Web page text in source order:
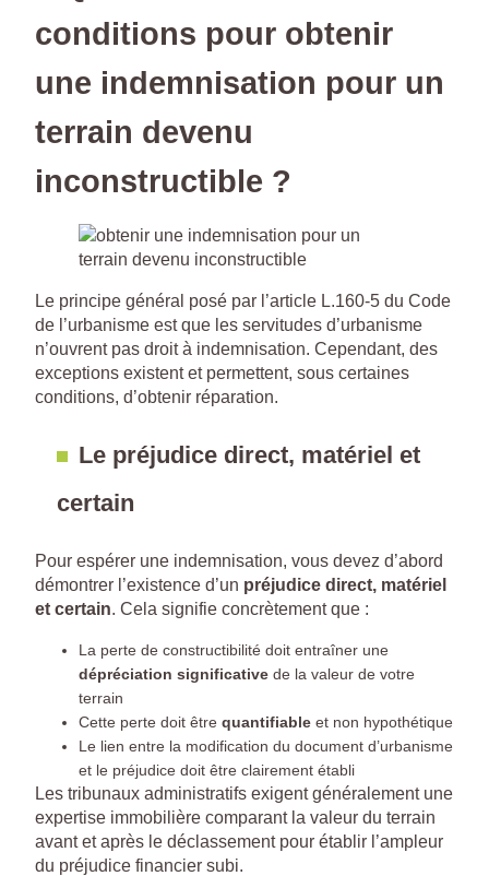
conditions pour obtenir
une indemnisation pour un
terrain devenu
inconstructible ?
Le principe général posé par l’article L.160-5 du Code
de l’urbanisme est que les servitudes d’urbanisme
n’ouvrent pas droit à indemnisation. Cependant, des
exceptions existent et permettent, sous certaines
conditions, d’obtenir réparation.
Le préjudice direct, matériel et
certain
Pour espérer une indemnisation, vous devez d’abord
démontrer l’existence d’un préjudice direct, matériel
et certain. Cela signifie concrètement que :
La perte de constructibilité doit entraîner une
dépréciation significative de la valeur de votre
terrain
Cette perte doit être quantifiable et non hypothétique
Le lien entre la modification du document d’urbanisme
et le préjudice doit être clairement établi
Les tribunaux administratifs exigent généralement une
expertise immobilière comparant la valeur du terrain
avant et après le déclassement pour établir l’ampleur
du préjudice financier subi.